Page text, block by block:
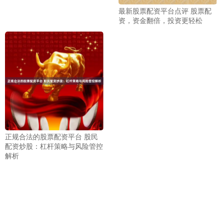
最新股票配资平台点评 股票配
资，资金翻倍，投资更轻松
正规合法的股票配资平台 股民
配资炒股：杠杆策略与风险管控
解析